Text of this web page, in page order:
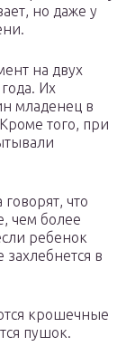
но даже у
на двух
Их
младенец в
того, при
что
чем более
ребенок
в
крошечные
пушок.